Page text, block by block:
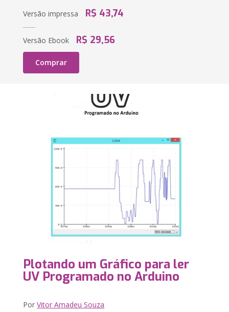
Versão impressa R$ 43,74
Versão Ebook R$ 29,56
Comprar
Plotando um Gráfico para ler
UV Programado no Arduino
PorVitor Amadeu Souza